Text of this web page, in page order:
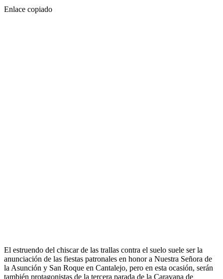
Enlace copiado
El estruendo del chiscar de las trallas contra el suelo suele ser la
anunciación de las fiestas patronales en honor a Nuestra Señora de
la Asunción y San Roque en Cantalejo, pero en esta ocasión, serán
también protagonistas de la tercera parada de la Caravana de